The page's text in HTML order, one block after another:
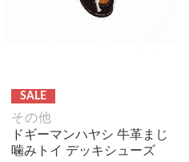
SALE
その他
ドギーマンハヤシ 牛革まじ
噛みトイ デッキシューズ